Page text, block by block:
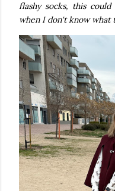
flashy socks, this
when I don't know what